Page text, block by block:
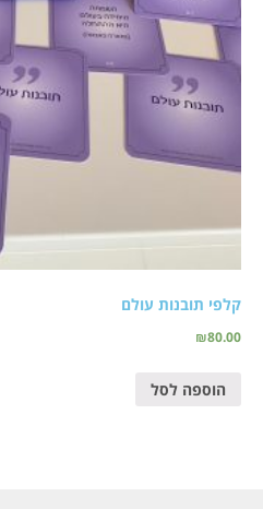
קלפי תובנות עולם
₪80.00
הוספה לסל